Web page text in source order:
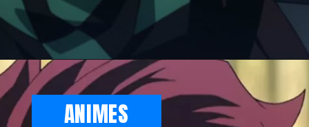
ANIMES